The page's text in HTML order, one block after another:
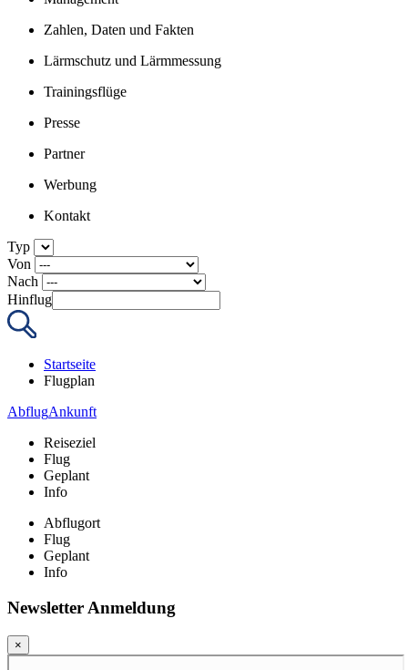
Zahlen, Daten und Fakten
Lärmschutz und Lärmmessung
Trainingsflüge
Presse
Partner
Werbung
Kontakt
Typ
Von
Nach
Hinflug
Startseite
Flugplan
AbflugAnkunft
Reiseziel
Flug
Geplant
Info
Abflugort
Flug
Geplant
Info
Newsletter Anmeldung
×